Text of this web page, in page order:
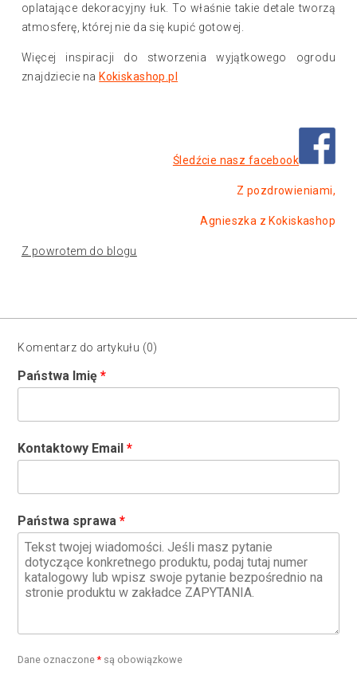
oplatające dekoracyjny łuk. To właśnie takie detale tworzą
atmosferę, której nie da się kupić gotowej.
Więcej inspiracji do stworzenia wyjątkowego ogrodu
znajdziecie na Kokiskashop.pl
Śledźcie nasz facebook
Z pozdrowieniami,
Agnieszka z Kokiskashop
Z powrotem do blogu
Komentarz do artykułu (0)
Państwa Imię
Kontaktowy Email
Państwa sprawa
Dane oznaczone* są obowiązkowe